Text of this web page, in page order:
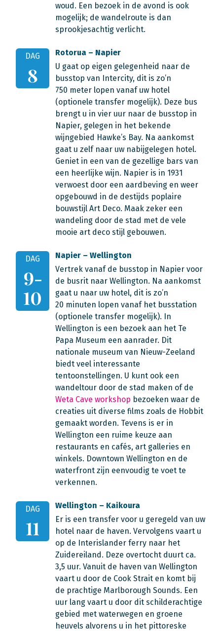
woud. Een bezoek in de avond is ook
mogelijk; de wandelroute is dan
sprookjesachtig verlicht.
DAG
8
Rotorua – Napier
U gaat op eigen gelegenheid naar de
busstop van Intercity, dit is zo’n
750 meter lopen vanaf uw hotel
(optionele transfer mogelijk). Deze bus
brengt u in vier uur naar de busstop in
Napier, gelegen in het bekende
wijngebied Hawke’s Bay. Na aankomst
gaat u zelf naar uw nabijgelegen hotel.
Geniet in een van de gezellige bars van
een heerlijke wijn. Napier is in 1931
verwoest door een aardbeving en weer
opgebouwd in de destijds poplaire
bouwstijl Art Deco. Maak zeker een
wandeling door de stad met de vele
mooie art deco stijl gebouwen.
DAG
9-
10
Napier – Wellington
Vertrek vanaf de busstop in Napier voor
de busrit naar Wellington. Na aankomst
gaat u naar uw hotel, dit is zo’n
20 minuten lopen vanaf het busstation
(optionele transfer mogelijk). In
Wellington is een bezoek aan het Te
Papa Museum een aanrader. Dit
nationale museum van Nieuw-Zeeland
biedt veel interessante
tentoonstellingen. U kunt ook een
wandeltour door de stad maken of de
Weta Cave workshop bezoeken waar de
creaties uit diverse films zoals de Hobbit
gemaakt worden. Tevens is er in
Wellington een ruime keuze aan
restaurants en cafés, art galleries en
winkels. Downtown Wellington en de
waterfront zijn eenvoudig te voet te
verkennen.
DAG
11
Wellington – Kaikoura
Er is een transfer voor u geregeld van uw
hotel naar de haven. Vervolgens vaart u
op de Interislander ferry naar het
Zuidereiland. Deze overtocht duurt ca.
3,5 uur. Vanuit de haven van Wellington
vaart u door de Cook Strait en komt bij
de prachtige Marlborough Sounds. Een
uur lang vaart u door dit schilderachtige
gebied met waterwegen en groene
heuvels alvorens u in het pittoreske